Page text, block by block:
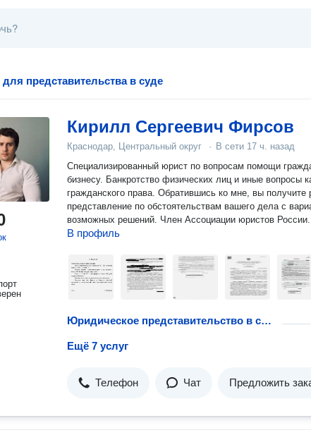
представительства в суде
Кирилл Сергеевич Фирсов
Краснодар, Центральный округ · В сети 17 ч. назад
Специализированный юрист по вопросам помощи
бизнесу. Банкротство физических лиц и иные вопросы
гражданского права. Обратившись ко мне, вы получите
представление по обстоятельствам вашего дела с
возможных решений. Член Ассоциации юристов России.
В профиль
Юридическое представительство в судах кассационной инстанции
Ещё 7 услуг
Телефон Чат Предложить